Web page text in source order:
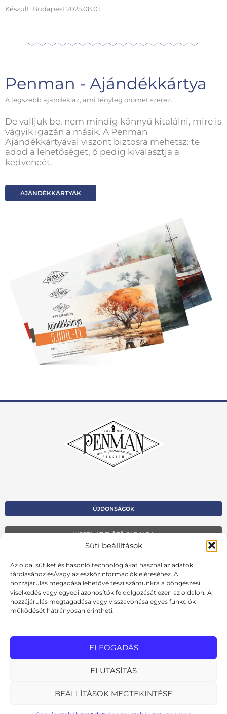
Süti beállítások
Az oldal sütiket és hasonló technológiákat használ az adatok
tárolásához és/vagy az eszközinformációk eléréséhez. A
hozzájárulás megadása lehetővé teszi számunkra a böngészési
viselkedés vagy egyedi azonosítók feldolgozását ezen az oldalon. A
hozzájárulás megtagadása vagy visszavonása egyes funkciók
működését hátrányosan érintheti.
ELFOGADÁS
ELUTASÍTÁS
BEÁLLÍTÁSOK MEGTEKINTÉSE
Készült: Budapest 2025.08.01.
Penman - Ajándékkártya
A legszebb ajándék az, ami tényleg örömet szerez.
De valljuk be, nem mindig könnyű kitalálni, mire is
vágyik igazán a másik. A Penman
Ajándékkártyával viszont biztosra mehetsz: te
adod a lehetőséget, ő pedig kiválasztja a
kedvencét.
AJÁNDÉKKÁRTYÁK
ÚJDONSÁGOK
VISSZA AZ ELŐZŐ OLDALRA
Kosár
Fiók
Adatvédelmi szabályzat
Cookie szabályzat
MInden jog fenntartva